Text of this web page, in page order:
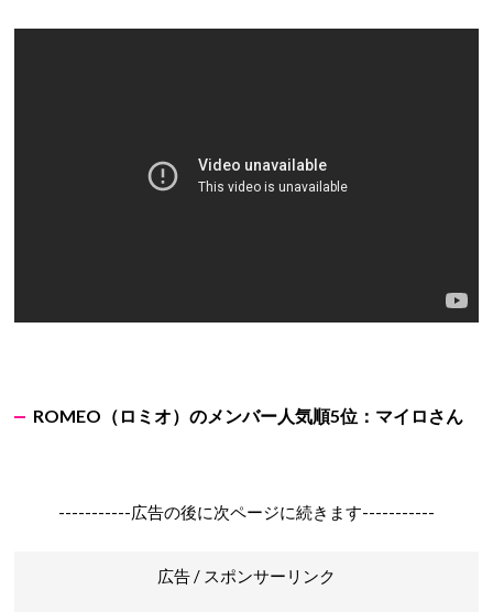
ROMEO （ロミオ）のメンバー人気順5位：マイロさん
-----------広告の後に次ページに続きます-----------
広告 / スポンサーリンク